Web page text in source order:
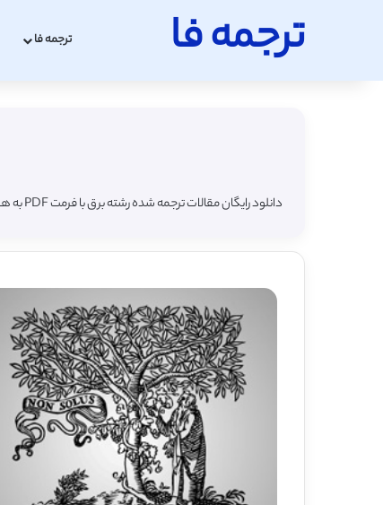
ترجمه فا ترجمه فا
دانلود رایگان مقالات ترجمه شده رشته برق با فرمت PDF به همراه مقاله لاتین